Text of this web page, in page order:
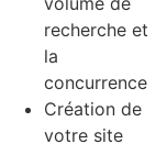
recherche et
la
concurrence
Création de
votre site